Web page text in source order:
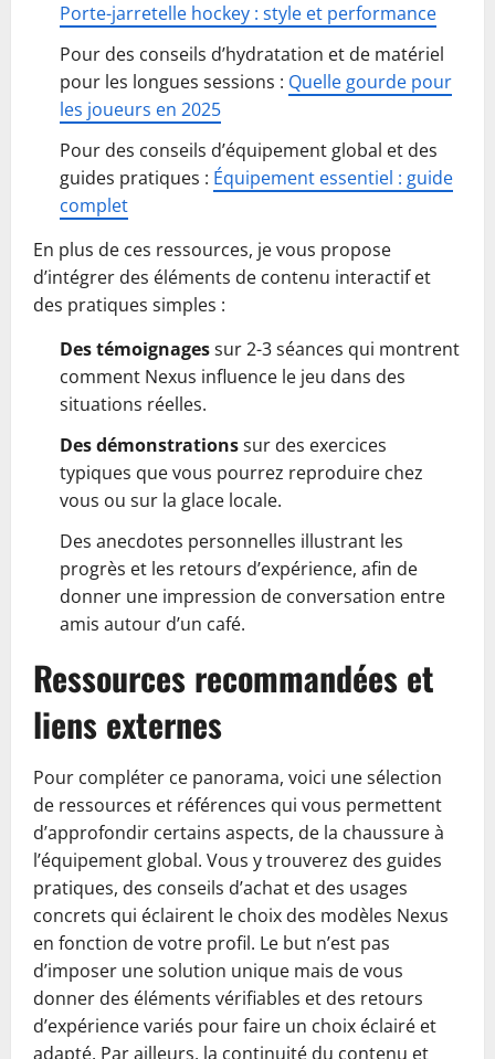
Porte-jarretelle hockey : style et performance
Pour des conseils d’hydratation et de matériel
pour les longues sessions : Quelle gourde pour
les joueurs en 2025
Pour des conseils d’équipement global et des
guides pratiques : Équipement essentiel : guide
complet
En plus de ces ressources, je vous propose
d’intégrer des éléments de contenu interactif et
des pratiques simples :
Des témoignagessur 2-3 séances qui montrent
comment Nexus influence le jeu dans des
situations réelles.
Des démonstrationssur des exercices
typiques que vous pourrez reproduire chez
vous ou sur la glace locale.
Des anecdotes personnelles illustrant les
progrès et les retours d’expérience, afin de
donner une impression de conversation entre
amis autour d’un café.
Ressources recommandées et
liens externes
Pour compléter ce panorama, voici une sélection
de ressources et références qui vous permettent
d’approfondir certains aspects, de la chaussure à
l’équipement global. Vous y trouverez des guides
pratiques, des conseils d’achat et des usages
concrets qui éclairent le choix des modèles Nexus
en fonction de votre profil. Le but n’est pas
d’imposer une solution unique mais de vous
donner des éléments vérifiables et des retours
d’expérience variés pour faire un choix éclairé et
adapté. Par ailleurs, la continuité du contenu et